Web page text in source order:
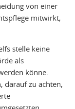
von einer
mitwirkt,
stelle keine
als
könne.
darauf zu achten,